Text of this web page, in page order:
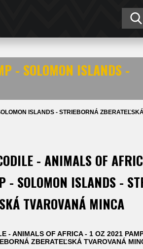
- SOLOMON ISLANDS -
ISLANDS - STRIEBORNÁ
- ANIMALS OF
- SOLOMON ISLANDS -
TVAROVANÁ MINCA
- ANIMALS OF AFRICA - 1 OZ 2021
ZBERATEĽSKÁ TVAROVANÁ